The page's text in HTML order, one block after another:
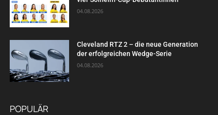
04.08.2026
Cleveland RTZ 2 – die neue Generation
der erfolgreichen Wedge-Serie
04.08.2026
POPULÄR